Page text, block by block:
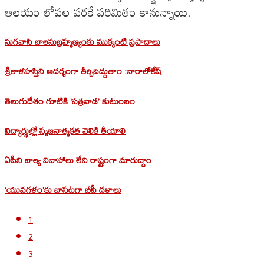
ఆలయం లోపల వరకే పరిమితం కానున్నాయి.
సుగవాసి బాలసుబ్రహ్మణ్యంకు ముక్కంటి ప్రసాదాలు
శ్రీకాళహస్తిని ఆదర్శంగా తీర్చిదిద్దుతాం :నారాలోకేష్
తెలుగుదేశం గూటికి ‘సత్రవాడ’ కుటుంబం
విద్యార్థుల్లో సృజనాత్మకత వెలికి తీయాలి
ఏపీని బాల్య వివాహాలు లేని రాష్ట్రంగా మారుద్దాం
‘యువగళం’కు బాసటగా బీసీ దళాలు
1
2
3